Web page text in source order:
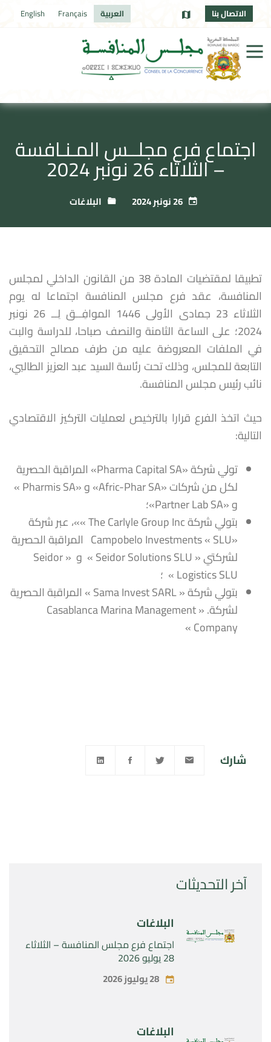
الاتصال بنا العربية Français
English
اجتماع فرع مجلــس المـنـافسة
– الثلاثاء 26 نونبر 2024
البلاغات
آخر التحديثات
البلاغات
اجتماع فرع مجلس المنافسة – الثلاثاء
28 يوليو 2026
28 يوليوز 2026
البلاغات
تطبيقا لمقتضيات المادة 38 من القانون الداخلي لمجلس
المنافسة، عقد فرع مجلس المنافسة اجتماعا له يوم
الثلاثاء 23 جمادى الأولى 1446 الموافِــق لِــ 26 نونبر
2024؛ على الساعة الثامنة والنصف صباحا، للدراسة والبت
في الملفات المعروضة عليه من طرف مصالح التحقيق
التابعة للمجلس، وذلك تحت رئاسة السيد عبد العزيز الطالبي،
نائب رئيس مجلس المنافسة.
حيث اتخذ الفرع قرارا بالترخيص لعمليات التركيز الاقتصادي
التالية:
تولي شركة «Pharma Capital SA» المراقبة الحصرية
لكل من شركات «Afric-Phar SA» و «Pharmis SA »
و «Partner Lab SA»؛
بتولي شركة The Carlyle Group Inc »»، عبر شركة
«Campobelo Investments « SLU المراقبة الحصرية
لشركتي « Seidor Solutions SLU » و « Seidor
Logistics SLU » ؛
بتولي شركة « Sama Invest SARL » المراقبة الحصرية
لشركة. « Casablanca Marina Management
Company »
شارك